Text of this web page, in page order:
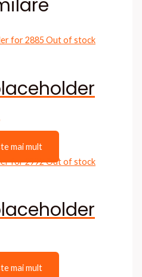
Out of stock
mai mult
Out of stock
mai mult